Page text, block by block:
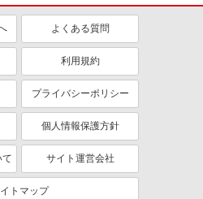
よくある質問
利用規約
プライバシーポリシー
個人情報保護方針
て サイト運営会社
トマップ